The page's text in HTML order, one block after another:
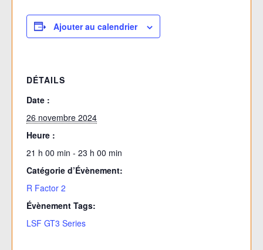
Ajouter au calendrier
DÉTAILS
Date :
26 novembre 2024
Heure :
21 h 00 min - 23 h 00 min
Catégorie d’Évènement:
R Factor 2
Évènement Tags:
LSF GT3 Series